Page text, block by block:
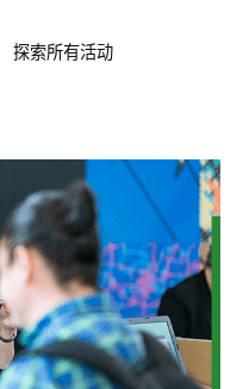
探索所有活动